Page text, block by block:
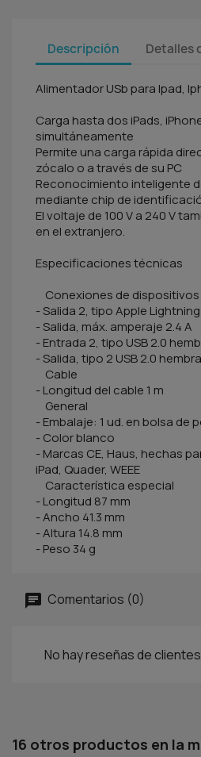
Descripción Detalles
Alimentador USb para Ipad,
Carga hasta dos iPads,
simultáneamente
Permite una carga rápida
zócalo o a través de su PC
Reconocimiento inteligente
mediante chip de
El voltaje de 100 V a 240 V
en el extranjero.
Especificaciones técnicas
Conexiones de dispositivos
- Salida 2, tipo Apple
- Salida, máx. amperaje 2.4 A
- Entrada 2, tipo USB 2.0
- Salida, tipo 2 USB 2.0
Cable
- Longitud del cable 1 m
General
- Embalaje: 1 ud. en bolsa de
- Color blanco
- Marcas CE, Haus, hechas
iPad, Quader, WEEE
Característica especial
- Longitud 87 mm
- Ancho 41.3 mm
- Altura 14.8 mm
- Peso 34 g
Comentarios (0)
No hay reseñas de
16 otros productos en la